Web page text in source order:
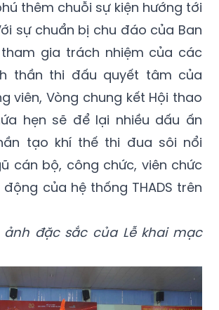
thêm chuỗi sự kiện hướng tới
sự chuẩn bị chu đáo của Ban
gia trách nhiệm của các
thần thi đấu quyết tâm của
viên, Vòng chung kết Hội thao
hẹn sẽ để lại nhiều dấu ấn
tạo khí thế thi đua sôi nổi
cán bộ, công chức, viên chức
của hệ thống THADS trên
ảnh đặc sắc của Lễ khai mạc